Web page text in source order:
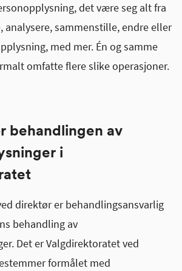
det være seg alt fra
analysere, sammenstille, endre eller
med mer. Én og samme
omfatte flere slike operasjoner.
behandlingen av
i
direktør er behandlingsansvarlig
behandling av
Det er Valgdirektoratet ved
formålet med